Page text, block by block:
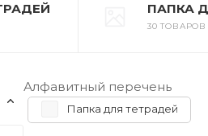
ПАПКА
30 ТОВАРОВ
Алфавитный перечень
Папка для тетрадей